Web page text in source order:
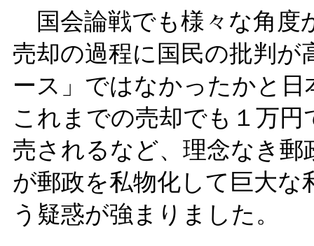
国会論戦でも様々な角度
売却の過程に国民の批判
ース」ではなかったかと
これまでの売却でも１万
売されるなど、理念なき
が郵政を私物化して巨大
う疑惑が強まりました。